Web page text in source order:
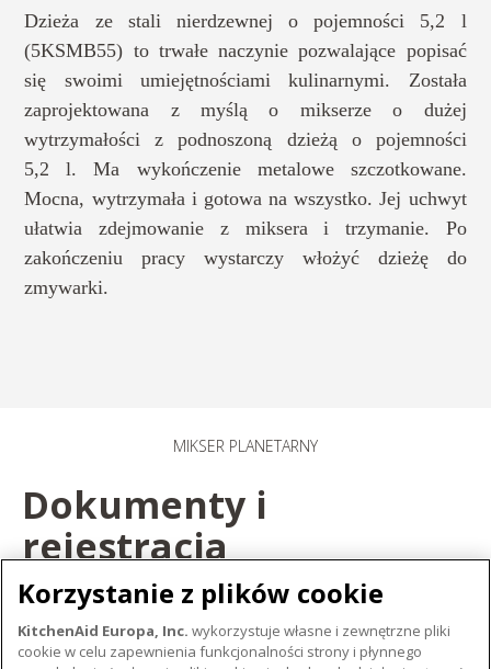
Dzieża ze stali nierdzewnej o pojemności 5,2 l
(5KSMB55) to trwałe naczynie pozwalające popisać
się swoimi umiejętnościami kulinarnymi. Została
zaprojektowana z myślą o mikserze o dużej
wytrzymałości z podnoszoną dzieżą o pojemności
5,2 l. Ma wykończenie metalowe szczotkowane.
Mocna, wytrzymała i gotowa na wszystko. Jej uchwyt
ułatwia zdejmowanie z miksera i trzymanie. Po
zakończeniu pracy wystarczy włożyć dzieżę do
zmywarki.
MIKSER PLANETARNY​
Dokumenty i
rejestracja
ZAREJESTRUJ SWÓJ PRODUKT
ZAREJESTRUJ PRODUKT
Korzystanie z plików cookie
KitchenAid Europa, Inc. wykorzystuje własne i zewnętrzne pliki
cookie w celu zapewnienia funkcjonalności strony i płynnego